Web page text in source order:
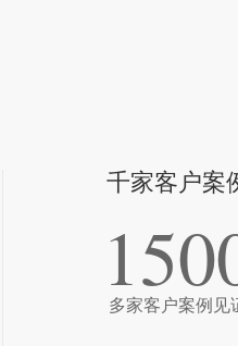
千家客户案
多家客户案例见